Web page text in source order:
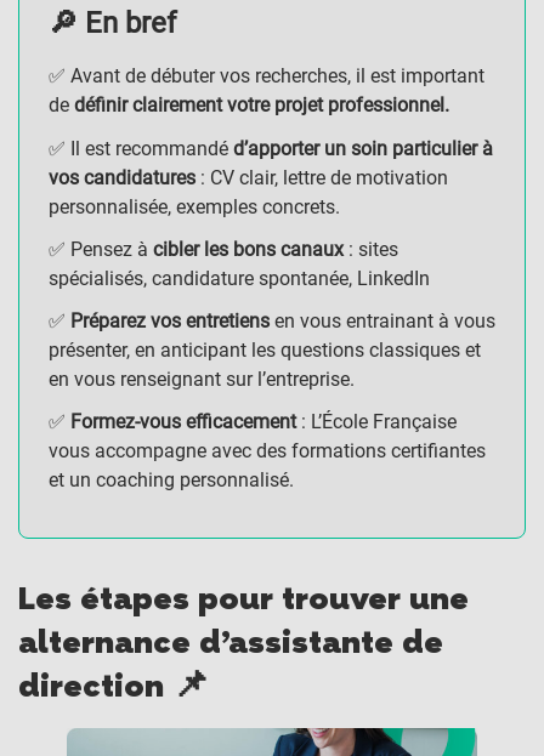
🔎 En bref
✅ Avant de débuter vos recherches, il est important
de définir clairement votre projet professionnel.
✅ Il est recommandé d’apporter un soin particulier à
vos candidatures : CV clair, lettre de motivation
personnalisée, exemples concrets.
✅ Pensez à cibler les bons canaux : sites
spécialisés, candidature spontanée, LinkedIn
✅ Préparez vos entretiens en vous entrainant à vous
présenter, en anticipant les questions classiques et
en vous renseignant sur l’entreprise.
✅ Formez-vous efficacement : L’École Française
vous accompagne avec des formations certifiantes
et un coaching personnalisé.
Les étapes pour trouver une
alternance d’assistante de
direction 📌